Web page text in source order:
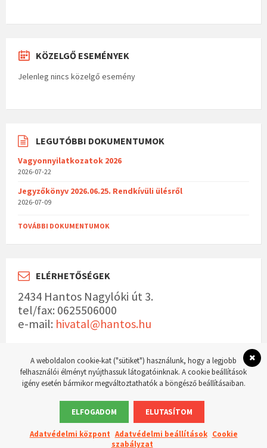
KÖZELGŐ ESEMÉNYEK
Jelenleg nincs közelgő esemény
LEGUTÓBBI DOKUMENTUMOK
Vagyonnyilatkozatok 2026
2026-07-22
Jegyzőkönyv 2026.06.25. Rendkívüli ülésről
2026-07-09
TOVÁBBI DOKUMENTUMOK
ELÉRHETŐSÉGEK
2434 Hantos Nagylóki út 3.
tel/fax: 0625506000
e-mail: hivatal@hantos.hu
© 2023 Hantos község hivatalos weboldala Készítette:WordPress Master weboldal
A weboldalon cookie-kat ("sütiket") használunk, hogy a legjobb
felhasználói élményt nyújthassuk látogatóinknak. A cookie beállítások
igény esetén bármikor megváltoztathatók a böngésző beállításaiban.
ELFOGADOM ELUTASÍTOM
Adatvédelmi központ Adatvédelmi beállítások Cookie
szabályzat